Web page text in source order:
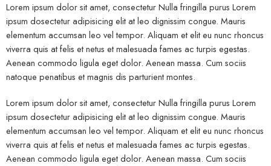
Lorem ipsum dolor sit amet, consectetur Nulla fringilla purus Lorem
ipsum dosectetur adipisicing elit at leo dignissim congue. Mauris
elementum accumsan leo vel tempor. Aliquam et elit eu nunc rhoncus
viverra quis at felis et netus et malesuada fames ac turpis egestas.
Aenean commodo ligula eget dolor. Aenean massa. Cum sociis
natoque penatibus et magnis dis parturient montes.
Lorem ipsum dolor sit amet, consectetur Nulla fringilla purus Lorem
ipsum dosectetur adipisicing elit at leo dignissim congue. Mauris
elementum accumsan leo vel tempor. Aliquam et elit eu nunc rhoncus
viverra quis at felis et netus et malesuada fames ac turpis egestas.
Aenean commodo ligula eget dolor. Aenean massa. Cum sociis